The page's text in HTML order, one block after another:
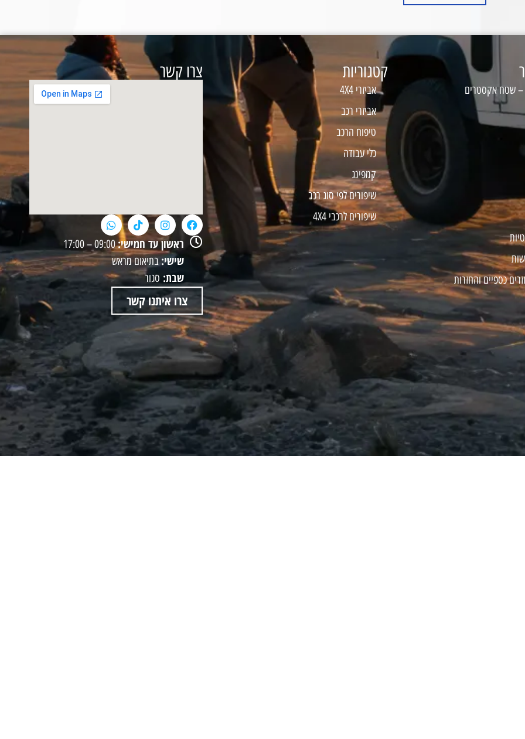
– שטח אקסטרים
כספיים והחזרות
קטגוריות
אביזרי 4X4
אביזרי רכב
טיפוח הרכב
כלי עבודה
קמפינג
שיפורים לפי סוג רכב
שיפורים לרכבי 4X4
צרו קשר
ראשון עד חמישי:09:00 – 17:00
שישי:בתיאום מראש
שבת: סגור
צרו איתנו קשר